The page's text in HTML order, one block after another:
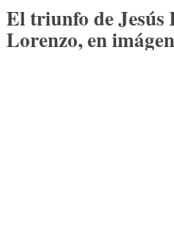
El triunfo de
Lorenzo, en